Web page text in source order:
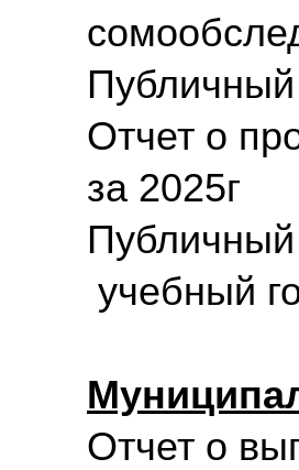
Отчет о
за 2025г
учебный
Отчет о